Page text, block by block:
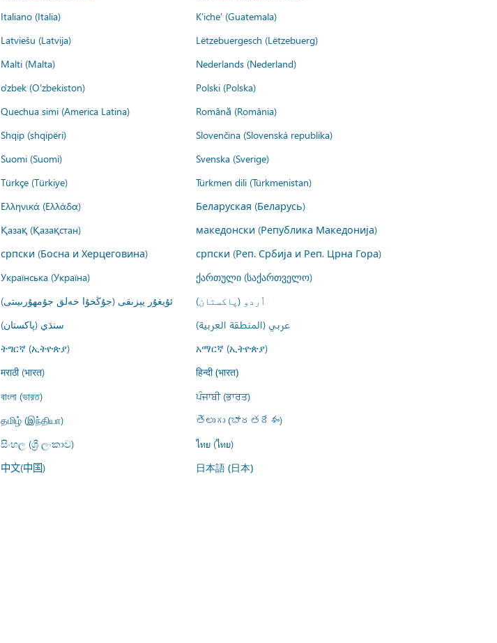
Italiano (Italia)
K'iche' (Guatemala)
Latviešu (Latvija)
Lëtzebuergesch (Lëtzebuerg)
Malti (Malta)
Nederlands (Nederland)
o'zbek (O'zbekiston)
Polski (Polska)
Quechua simi (America Latina)
Română (România)
Shqip (shqipëri)
Slovenčina (Slovenská republika)
Suomi (Suomi)
Svenska (Sverige)
Türkçe (Türkiye)
Türkmen dili (Türkmenistan)
Ελληνικά (Ελλάδα)
Беларуская (Беларусь)
Қазақ (Қазақстан)
македонски (Република Македонија)
српски (Босна и Херцеговина)
српски (Реп. Србија и Реп. Црна Гора)
Українська (Україна)
ქართული (საქართველო)
ئۇيغۇر يېزىقى (جۇڭخۇا خەلق جۇمھۇرىيىتى)
اُردو (پاکستان)
سنڌي (پاکستان)
عربي (المنطقة العربية)
ትግርኛ (ኢትዮጵያ) አማርኛ (ኢትዮጵያ)
मराठी (भारत) हिन्दी (भारत)
বাংলা (ভারত)
ਪੰਜਾਬੀ (ਭਾਰਤ)
தமிழ் (இந்தியா)
తెలుగు (భారతదేశం)
සිංහල (ශ්‍රී ලංකාව)
ไทย (ไทย)
中文(中国) 日本語 (日本)